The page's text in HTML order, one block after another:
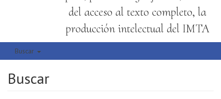
del acceso al texto completo, la
producción intelectual del IMTA
Buscar
Buscar